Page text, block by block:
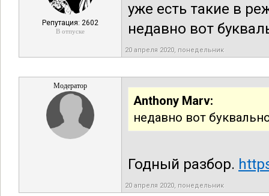
Репутация: 2602
В отпуске
уже есть такие в
недавно вот
20 апреля 2020, понедельник
Модератор
Anthony Marv:
недавно вот
Годный разбор.
20 апреля 2020, понедельник